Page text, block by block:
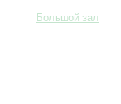
Большой зал